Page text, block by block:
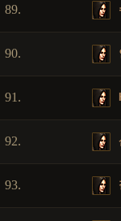
89.
90.
91.
92.
93.